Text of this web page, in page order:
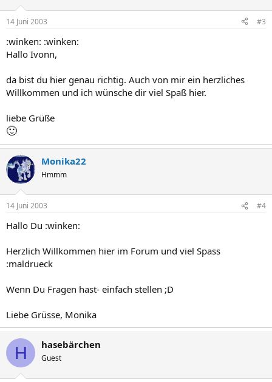
14 Juni 2003 #3
:winken: :winken:
Hallo Ivonn,
da bist du hier genau richtig. Auch von mir ein herzliches
Willkommen und ich wünsche dir viel Spaß hier.
liebe Grüße
🙂
Monika22
Hmmm
14 Juni 2003 #4
Hallo Du :winken:
Herzlich Willkommen hier im Forum und viel Spass
:maldrueck
Wenn Du Fragen hast- einfach stellen ;D
Liebe Grüsse, Monika
H hasebärchen
Guest